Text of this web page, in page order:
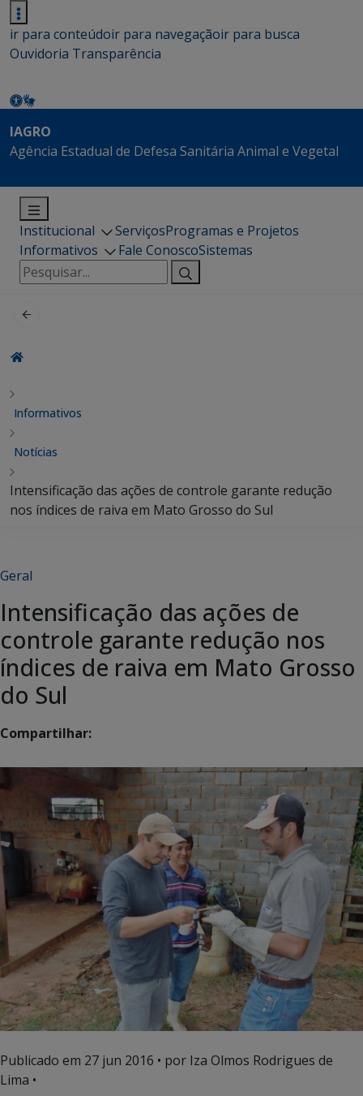
ir para conteúdoir para navegaçãoir para busca
Ouvidoria Transparência
IAGRO
Agência Estadual de Defesa Sanitária Animal e Vegetal
Institucional ServiçosProgramas e Projetos
Informativos
Fale ConoscoSistemas
Pesquisar
por:
Informativos
Notícias
Intensificação das ações de controle garante redução
nos índices de raiva em Mato Grosso do Sul
Geral
Intensificação das ações de
controle garante redução nos
índices de raiva em Mato Grosso
do Sul
Compartilhar:
Publicado em 27 jun 2016 • por Iza Olmos Rodrigues de
Lima •